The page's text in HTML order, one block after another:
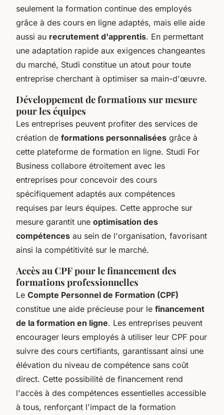
seulement la formation continue des employés
grâce à des cours en ligne adaptés, mais elle aide
aussi au recrutement d'apprentis. En permettant
une adaptation rapide aux exigences changeantes
du marché, Studi constitue un atout pour toute
entreprise cherchant à optimiser sa main-d'œuvre.
Développement de formations sur mesure
pour les équipes
Les entreprises peuvent profiter des services de
création de formations personnalisées grâce à
cette plateforme de formation en ligne. Studi For
Business collabore étroitement avec les
entreprises pour concevoir des cours
spécifiquement adaptés aux compétences
requises par leurs équipes. Cette approche sur
mesure garantit une optimisation des
compétences au sein de l'organisation, favorisant
ainsi la compétitivité sur le marché.
Accès au CPF pour le financement des
formations professionnelles
Le Compte Personnel de Formation (CPF)
constitue une aide précieuse pour le financement
de la formation en ligne. Les entreprises peuvent
encourager leurs employés à utiliser leur CPF pour
suivre des cours certifiants, garantissant ainsi une
élévation du niveau de compétence sans coût
direct. Cette possibilité de financement rend
l'accès à des compétences essentielles accessible
à tous, renforçant l'impact de la formation